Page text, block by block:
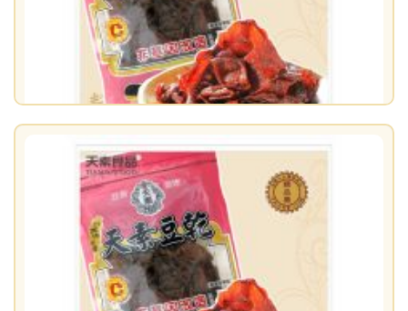
【天素】滷味豆乾 330g / 包* 10入↘＄950（純素食）
原價：$1300
售價：$950